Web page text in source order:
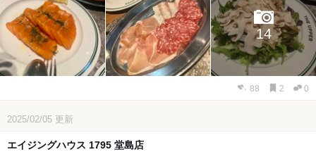
14
88 2 0
2025/02/05 更新
エイジングハウス 1795 堂島店